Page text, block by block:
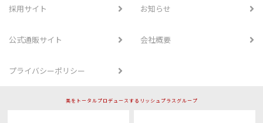
採用サイト お知らせ
公式通販サイト 会社概要
プライバシーポリシー
美をトータルプロデュースするリッシュプラスグループ